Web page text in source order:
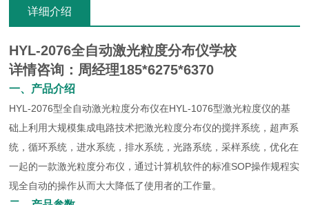
详细介绍
HYL-2076全自动激光粒度分布仪学校
详情咨询：周经理185*6275*6370
一、产品介绍
HYL-2076型全自动激光粒度分布仪在HYL-1076型激光粒度仪的基
础上利用大规模集成电路技术把激光粒度分布仪的搅拌系统，超声系
统，循环系统，进水系统，排水系统，光路系统，采样系统，优化在
一起的一款激光粒度分布仪，通过计算机软件的标准SOP操作规程实
现全自动的操作从而大大降低了使用者的工作量。